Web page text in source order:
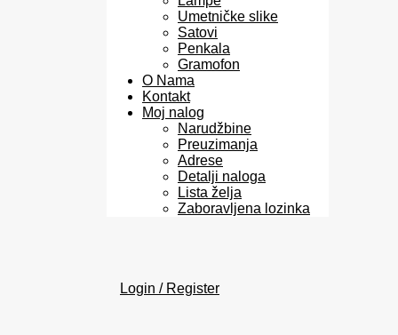
Umetničke slike
Satovi
Penkala
Gramofon
O Nama
Kontakt
Moj nalog
Narudžbine
Preuzimanja
Adrese
Detalji naloga
Lista želja
Zaboravljena lozinka
Login / Register